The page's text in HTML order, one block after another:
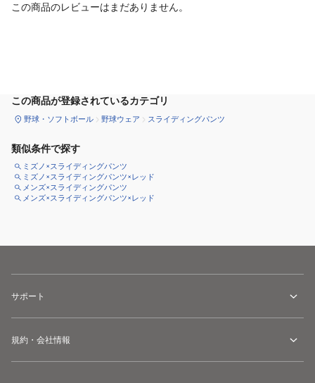
この商品のレビューはまだありません。
この商品が登録されているカテゴリ
野球・ソフトボール 野球ウェア スライディングパンツ
類似条件で探す
ミズノ×スライディングパンツ
ミズノ×スライディングパンツ×レッド
メンズ×スライディングパンツ
メンズ×スライディングパンツ×レッド
サポート
規約・会社情報